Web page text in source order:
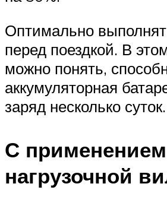
Оптимально
перед поездкой. В
можно понять,
аккумуляторная
заряд несколько суток.
С применением
нагрузочной